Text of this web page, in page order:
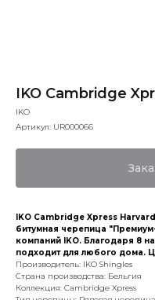
IKO Cambridge
IKO
Артикул: UR000066
IKO Cambridge Xpress
битумная черепица
компаний IKO. Благодаря 8
подходит для любого дома.
Производитель: IKO Shingles
Страна производства: Бельгия
Коллекция: Cambridge Xpress